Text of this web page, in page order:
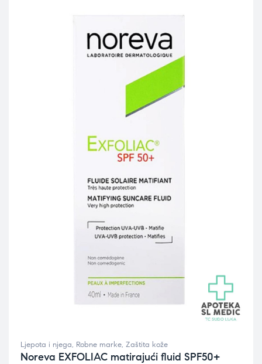
Ljepota i njega, Robne marke, Zaštita kože
Noreva EXFOLIAC matirajući fluid SPF50+